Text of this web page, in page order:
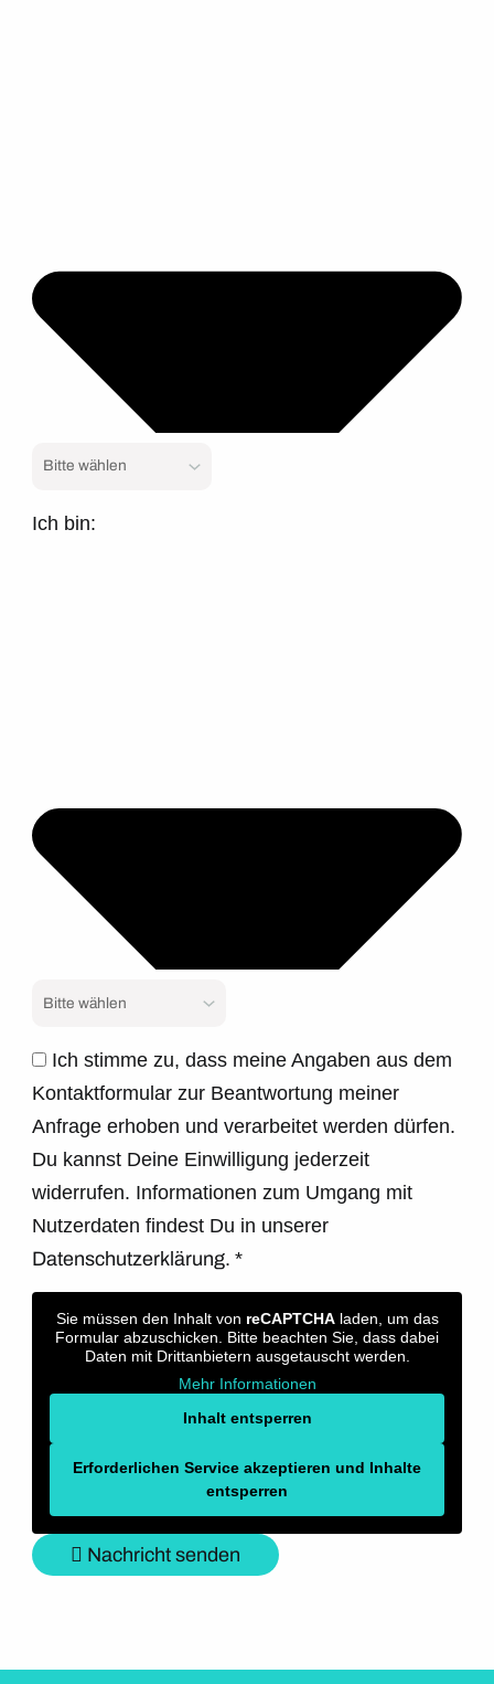
Ich bin:
Ich stimme zu, dass meine Angaben aus dem
Kontaktformular zur Beantwortung meiner
Anfrage erhoben und verarbeitet werden dürfen.
Du kannst Deine Einwilligung jederzeit
widerrufen. Informationen zum Umgang mit
Nutzerdaten findest Du in unserer
Datenschutzerklärung.*
Sie müssen den Inhalt von reCAPTCHAladen, um das
Formular abzuschicken. Bitte beachten Sie, dass dabei
Daten mit Drittanbietern ausgetauscht werden.
Mehr Informationen
Inhalt entsperren
Erforderlichen Service akzeptieren und Inhalte
entsperren
Nachricht senden